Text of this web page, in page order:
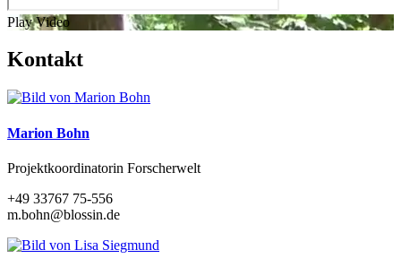
Play Video
Kontakt
Marion Bohn
Projektkoordinatorin Forscherwelt
+49 33767 75-556
m.bohn@blossin.de